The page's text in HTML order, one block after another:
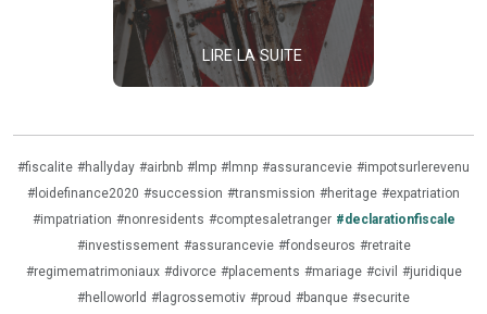
LIRE LA SUITE
#fiscalite #hallyday #airbnb #lmp #lmnp #assurancevie #impotsurlerevenu
#loidefinance2020 #succession #transmission #heritage #expatriation
#impatriation #nonresidents #comptesaletranger #declarationfiscale
#investissement #assurancevie #fondseuros #retraite
#regimematrimoniaux #divorce #placements #mariage #civil #juridique
#helloworld #lagrossemotiv #proud #banque #securite